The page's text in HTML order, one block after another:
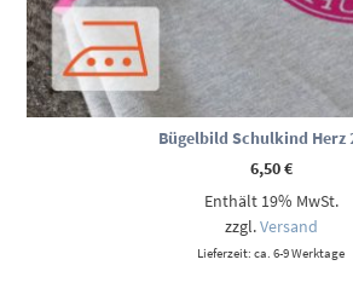
Bügelbild Schulkind Herz
6,50€
Enthält 19% MwSt.
zzgl.Versand
Lieferzeit: ca. 6-9 Werktage